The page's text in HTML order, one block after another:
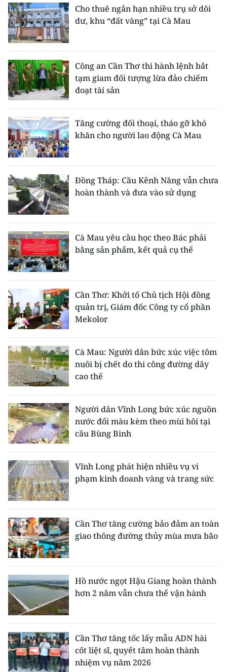
Cho thuê ngắn hạn nhiều trụ sở dôi
dư, khu “đất vàng” tại Cà Mau
Công an Cần Thơ thi hành lệnh bắt
tạm giam đối tượng lừa đảo chiếm
đoạt tài sản
Tăng cường đối thoại, tháo gỡ khó
khăn cho người lao động Cà Mau
Đồng Tháp: Cầu Kênh Năng vẫn chưa
hoàn thành và đưa vào sử dụng
Cà Mau yêu cầu học theo Bác phải
bằng sản phẩm, kết quả cụ thể
Cần Thơ: Khởi tố Chủ tịch Hội đồng
quản trị, Giám đốc Công ty cổ phần
Mekolor
Cà Mau: Người dân bức xúc việc tôm
nuôi bị chết do thi công đường dây
cao thế
Người dân Vĩnh Long bức xúc nguồn
nước đổi màu kèm theo mùi hôi tại
cầu Bùng Binh
Vĩnh Long phát hiện nhiều vụ vi
phạm kinh doanh vàng và trang sức
Cần Thơ tăng cường bảo đảm an toàn
giao thông đường thủy mùa mưa bão
Hồ nước ngọt Hậu Giang hoàn thành
hơn 2 năm vẫn chưa thể vận hành
Cần Thơ tăng tốc lấy mẫu ADN hài
cốt liệt sĩ, quyết tâm hoàn thành
nhiệm vụ năm 2026